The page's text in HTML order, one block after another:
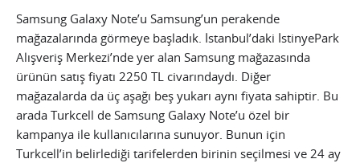
Samsung Galaxy Note’u Samsung’un perakende
mağazalarında görmeye başladık. İstanbul’daki İstinyePark
Alışveriş Merkezi’nde yer alan Samsung mağazasında
ürünün satış fiyatı 2250 TL civarındaydı. Diğer
mağazalarda da üç aşağı beş yukarı aynı fiyata sahiptir. Bu
arada Turkcell de Samsung Galaxy Note’u özel bir
kampanya ile kullanıcılarına sunuyor. Bunun için
Turkcell’in belirlediği tarifelerden birinin seçilmesi ve 24 ay